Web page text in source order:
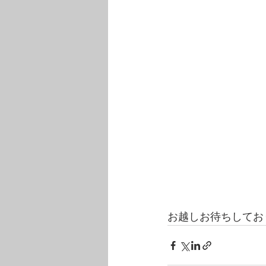
お越しお待ちして